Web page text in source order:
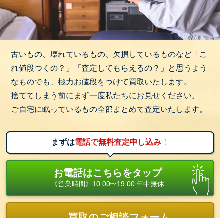
古いもの、壊れているもの、欠損しているものなど「こ
れ値段つくの？」「査定してもらえるの？」と思うよう
なものでも、極力お値段をつけて買取いたします。
捨ててしまう前にまず一度私たちにお見せください。
ご自宅に眠っているもの全部まとめて査定いたします。
まずは電話で無料査定申し込み！
お電話はこちらをタップ
《営業時間》10:00〜19:00 年中無休